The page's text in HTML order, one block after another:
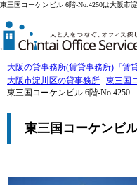
東三国コーケンビル 6階-No.4250は大阪市
大阪の貸事務所(賃貸事務所)『賃
大阪市淀川区の貸事務所
東三国
東三国コーケンビル 6階-No.4250
東三国コーケンビ